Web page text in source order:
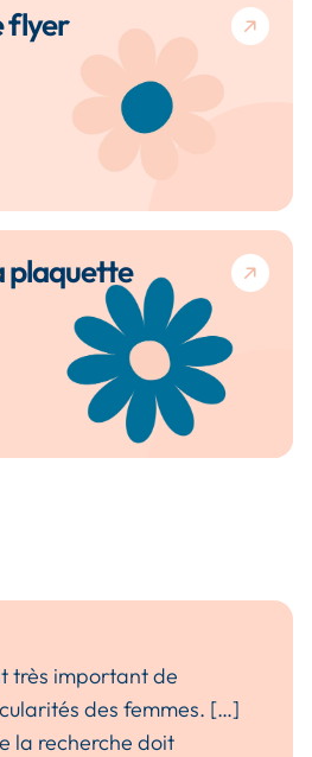
flyer
plaquette
très important de
des femmes. […]
la recherche doit